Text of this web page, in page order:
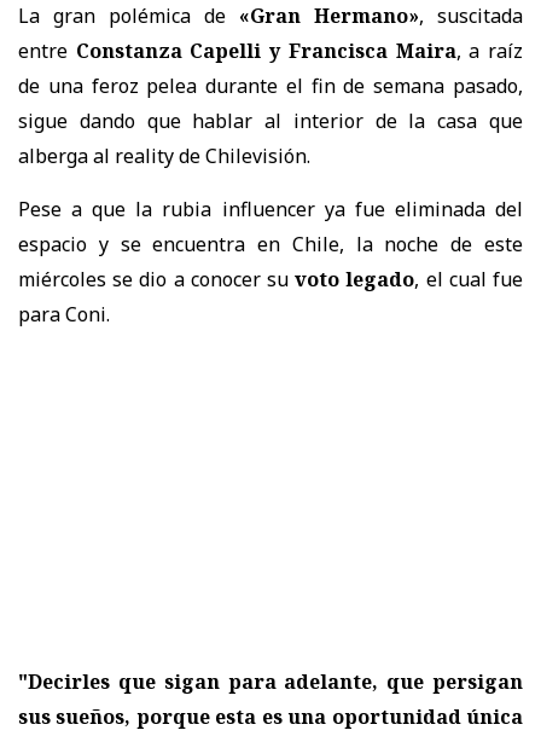
La gran polémica de «Gran Hermano», suscitada
entre Constanza Capelli y Francisca Maira, a raíz
de una feroz pelea durante el fin de semana pasado,
sigue dando que hablar al interior de la casa que
alberga al reality de Chilevisión.
Pese a que la rubia influencer ya fue eliminada del
espacio y se encuentra en Chile, la noche de este
miércoles se dio a conocer suvoto legado, el cual fue
para Coni.
"Decirles que sigan para adelante, que persigan
sus sueños, porque esta es una oportunidad única